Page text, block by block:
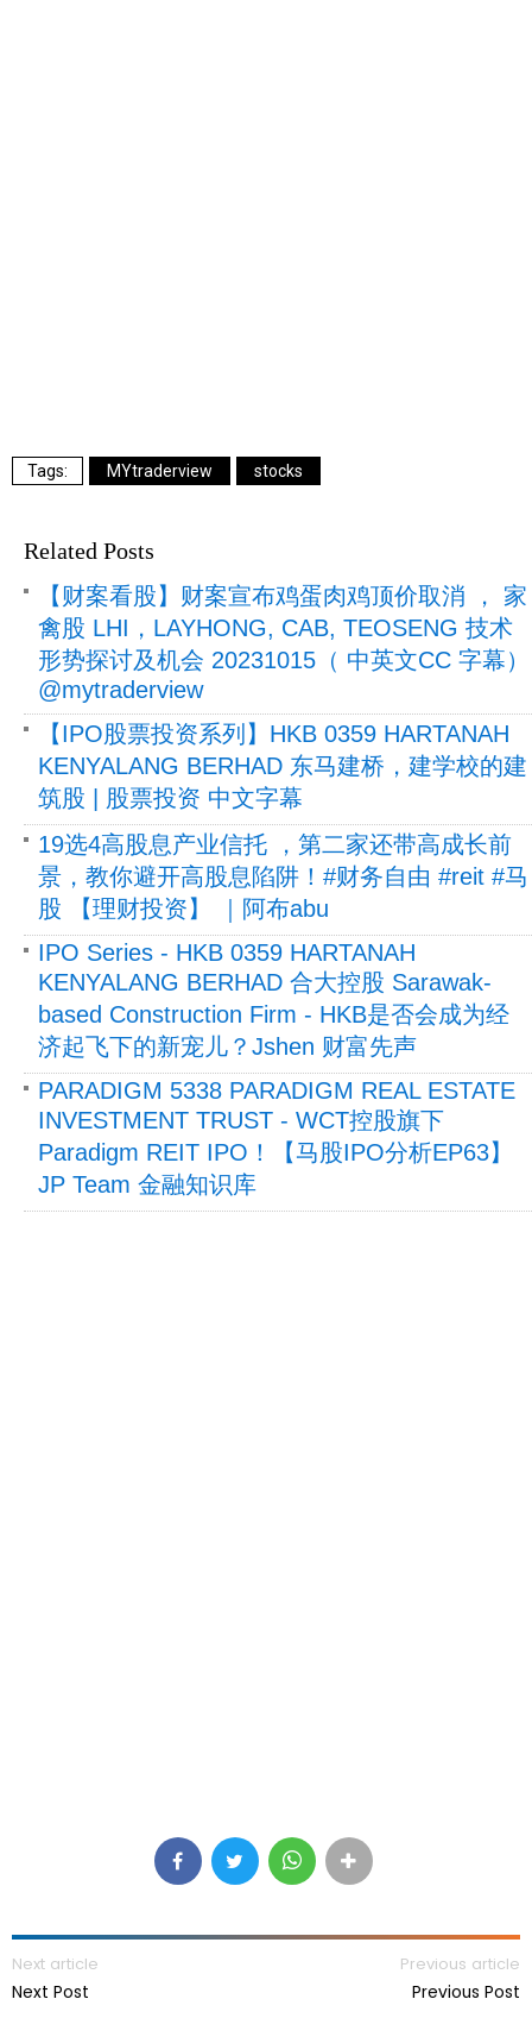
MYtraderview stocks
Related Posts
【财案看股】财案宣布鸡蛋肉鸡顶价取消 ， 家
禽股 LHI，LAYHONG, CAB, TEOSENG 技术
形势探讨及机会 20231015（ 中英文CC 字幕）
@mytraderview
【IPO股票投资系列】HKB 0359 HARTANAH
KENYALANG BERHAD 东马建桥，建学校的建
筑股 | 股票投资 中文字幕
19选4高股息产业信托 ，第二家还带高成长前
景，教你避开高股息陷阱！#财务自由 #reit #马
股 【理财投资】 ｜阿布abu
IPO Series - HKB 0359 HARTANAH
KENYALANG BERHAD 合大控股 Sarawak-
based Construction Firm - HKB是否会成为经
济起飞下的新宠儿？Jshen 财富先声
PARADIGM 5338 PARADIGM REAL ESTATE
INVESTMENT TRUST - WCT控股旗下
Paradigm REIT IPO！【马股IPO分析EP63】
JP Team 金融知识库
Next article
Next Post
Previous article
Previous Post